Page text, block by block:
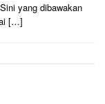
yang dibawakan
[…]